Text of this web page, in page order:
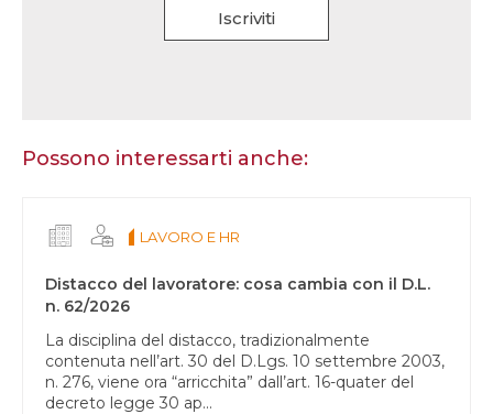
Iscriviti
essere
questo
campo
Possono interessarti anche:
LAVORO E HR
Distacco del lavoratore: cosa cambia con il D.L.
n. 62/2026
La disciplina del distacco, tradizionalmente
contenuta nell’art. 30 del D.Lgs. 10 settembre 2003,
n. 276, viene ora “arricchita” dall’art. 16-quater del
decreto legge 30 ap...